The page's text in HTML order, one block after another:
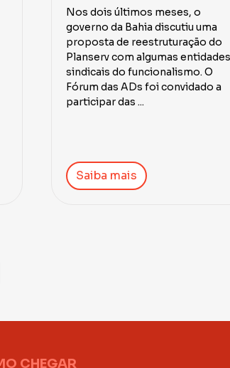
Nos dois últimos meses, o
governo da Bahia discutiu uma
proposta de reestruturação do
Planserv com algumas entidades
sindicais do funcionalismo. O
Fórum das ADs foi convidado a
participar das ...
Saiba mais
CHEGAR